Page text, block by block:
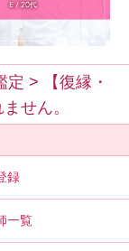
定 >
【復縁・
せん。
録
一覧